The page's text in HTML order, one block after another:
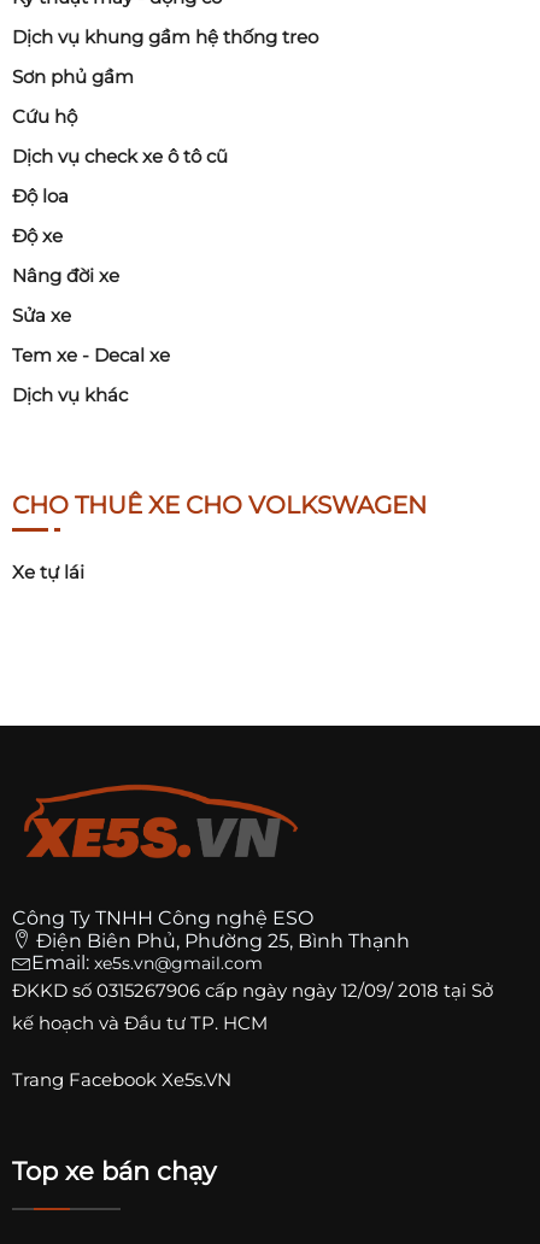
Dịch vụ khung gầm hệ thống treo
Sơn phủ gầm
Cứu hộ
Dịch vụ check xe ô tô cũ
Độ loa
Độ xe
Nâng đời xe
Sửa xe
Tem xe - Decal xe
Dịch vụ khác
CHO THUÊ XE CHO VOLKSWAGEN
Xe tự lái
Công Ty TNHH Công nghệ ESO
Điện Biên Phủ, Phường 25, Bình Thạnh
Email: xe5s.vn@gmail.com
ĐKKD số 0315267906 cấp ngày ngày 12/09/ 2018 tại Sở
kế hoạch và Đầu tư TP. HCM
Trang Facebook Xe5s.VN
Top xe bán chạy